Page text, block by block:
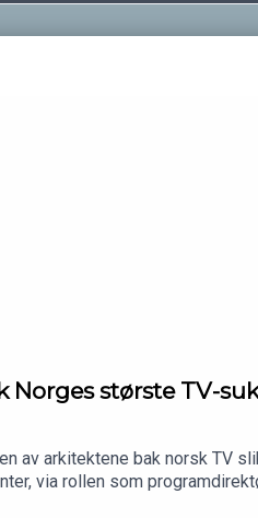
største TV-
av arkitektene bak norsk TV
via rollen som
tempo er kvalitet,